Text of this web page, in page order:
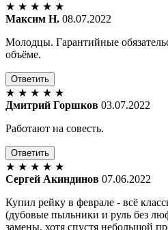
★ ★ ★ ★ ★
Максим Н. 08.07.2022
Молодцы. Гарантийные
объёме.
Ответить
★ ★ ★ ★ ★
Дмитрий Горшков 03.07.2022
Работают на совесть.
Ответить
★ ★ ★ ★ ★
Сергей Акиндинов 07.06.2022
Купил рейку в феврале - всё
(дубовые пыльники и руль без
замены, хотя спустя небольшой